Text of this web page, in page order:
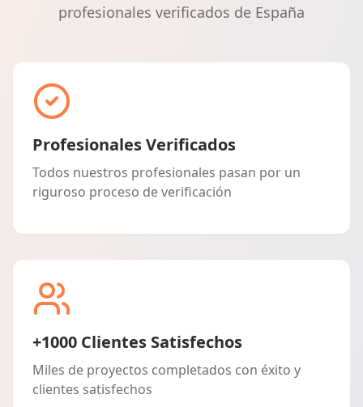
profesionales verificados de España
Profesionales Verificados
Todos nuestros profesionales pasan por un
riguroso proceso de verificación
+1000 Clientes Satisfechos
Miles de proyectos completados con éxito y
clientes satisfechos